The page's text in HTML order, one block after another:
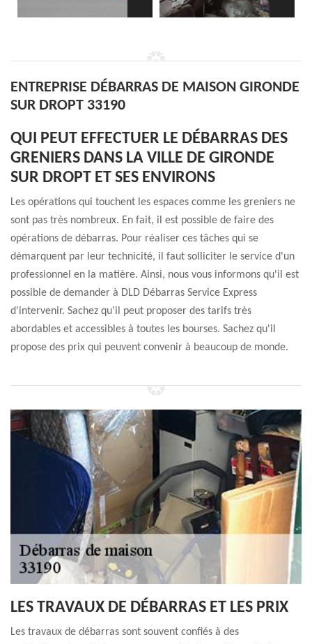
ENTREPRISE DÉBARRAS DE MAISON GIRONDE
SUR DROPT 33190
QUI PEUT EFFECTUER LE DÉBARRAS DES
GRENIERS DANS LA VILLE DE GIRONDE
SUR DROPT ET SES ENVIRONS
Les opérations qui touchent les espaces comme les greniers ne
sont pas très nombreux. En fait, il est possible de faire des
opérations de débarras. Pour réaliser ces tâches qui se
démarquent par leur technicité, il faut solliciter le service d'un
professionnel en la matière. Ainsi, nous vous informons qu'il est
possible de demander à DLD Débarras Service Express
d'intervenir. Sachez qu'il peut proposer des tarifs très
abordables et accessibles à toutes les bourses. Sachez qu'il
propose des prix qui peuvent convenir à beaucoup de monde.
LES TRAVAUX DE DÉBARRAS ET LES PRIX
Les travaux de débarras sont souvent confiés à des